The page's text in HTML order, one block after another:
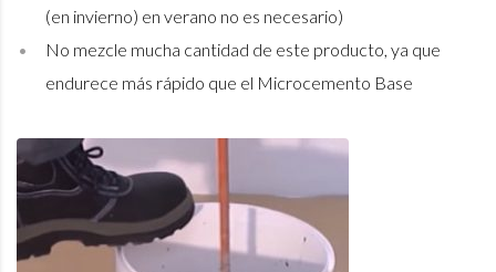
(en invierno) en verano no es necesario)
No mezcle mucha cantidad de este producto, ya que
endurece más rápido que el Microcemento Base